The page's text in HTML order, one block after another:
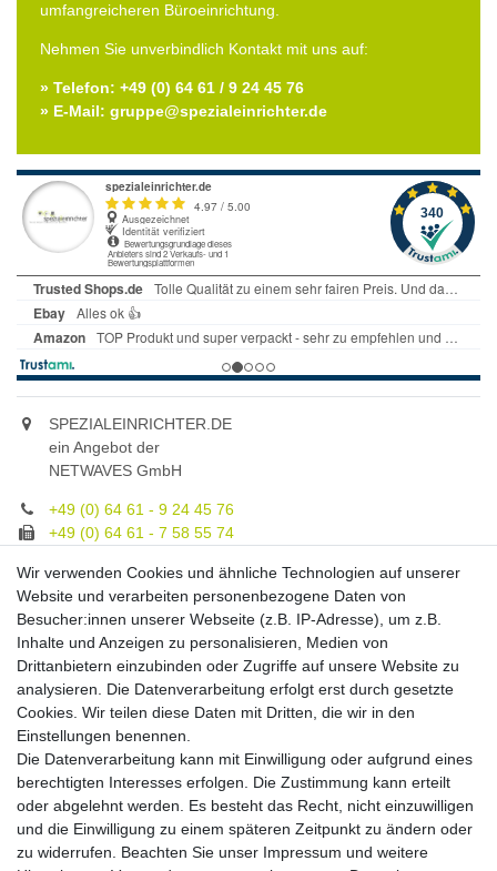
umfangreicheren Büroeinrichtung.
Nehmen Sie unverbindlich Kontakt mit uns auf:
» Telefon: +49 (0) 64 61 / 9 24 45 76
» E-Mail: gruppe@spezialeinrichter.de
SPEZIALEINRICHTER.DE
ein Angebot der
NETWAVES GmbH
+49 (0) 64 61 - 9 24 45 76
+49 (0) 64 61 - 7 58 55 74
Unsere Fachberatung:
Montag - Freitag, 9.00 - 21.00
Zahlungsmöglichkeiten
Versandkosten
Versandarten
Auslandsversand, Hochgebirgs- oder
Insellieferung
Wir verwenden Cookies und ähnliche Technologien auf unserer
Website und verarbeiten personenbezogene Daten von
Besucher:innen unserer Webseite (z.B. IP-Adresse), um z.B.
Inhalte und Anzeigen zu personalisieren, Medien von
Drittanbietern einzubinden oder Zugriffe auf unsere Website zu
analysieren. Die Datenverarbeitung erfolgt erst durch gesetzte
Cookies. Wir teilen diese Daten mit Dritten, die wir in den
Einstellungen benennen.
Die Datenverarbeitung kann mit Einwilligung oder aufgrund eines
berechtigten Interesses erfolgen. Die Zustimmung kann erteilt
oder abgelehnt werden. Es besteht das Recht, nicht einzuwilligen
und die Einwilligung zu einem späteren Zeitpunkt zu ändern oder
zu widerrufen. Beachten Sie unser Impressum und weitere